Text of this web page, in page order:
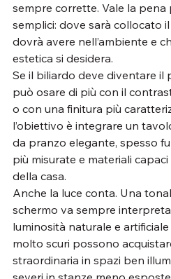
sempre corrette. Vale la
semplici: dove sarà collocato
dovrà avere nell’ambiente e
estetica si desidera.
Se il biliardo deve diventare il
può osare di più con il
o con una finitura più
l’obiettivo è integrare un
da pranzo elegante, spesso
più misurate e materiali
della casa.
Anche la luce conta. Una
schermo va sempre
luminosità naturale e
molto scuri possono
straordinaria in spazi ben